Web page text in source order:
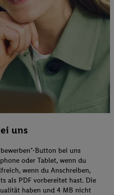
uns
Button bei uns
oder Tablet, wenn du
wenn du Anschreiben,
als PDF vorbereitet hast. Die
haben und 4 MB nicht